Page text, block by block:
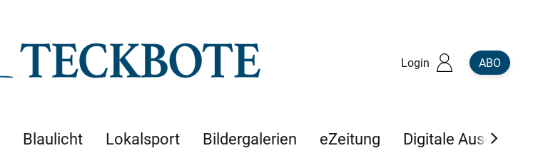
Login ABO
Blaulicht Lokalsport Bildergalerien eZeitung Digitale Ausgaben